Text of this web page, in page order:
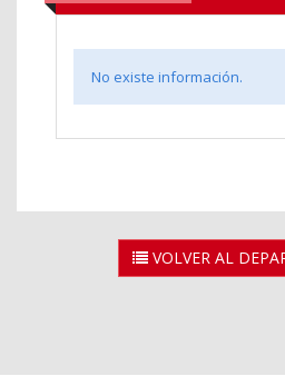
No existe información.
VOLVER AL